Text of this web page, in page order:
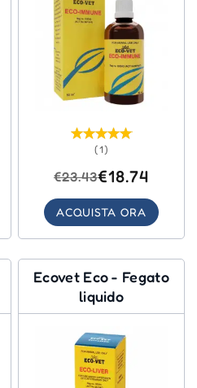
(1)
€23.43€18.74
ACQUISTA ORA
Ecovet Eco - Fegato
liquido